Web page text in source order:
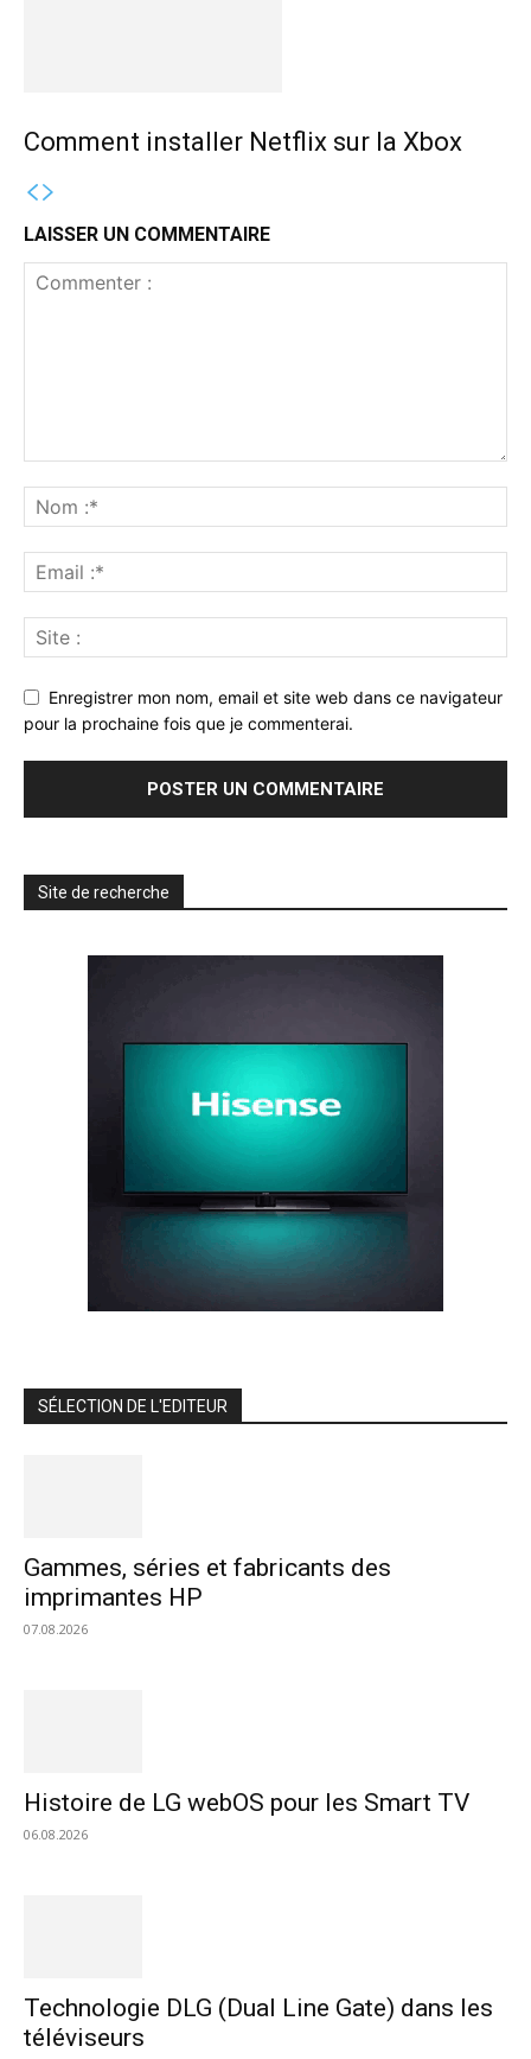
Comment installer Netflix sur la Xbox
LAISSER UN COMMENTAIRE
Enregistrer mon nom, email et site web dans ce navigateur
pour la prochaine fois que je commenterai.
Site de recherche
SÉLECTION DE L'EDITEUR
Gammes, séries et fabricants des
imprimantes HP
07.08.2026
Histoire de LG webOS pour les Smart TV
06.08.2026
Technologie DLG (Dual Line Gate) dans les
téléviseurs